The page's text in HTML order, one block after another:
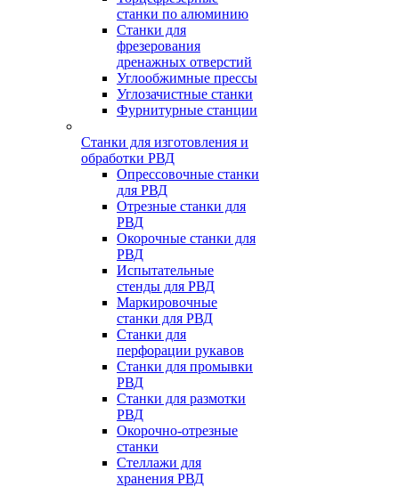
станки по алюминию
Станки для
фрезерования
дренажных отверстий
Углообжимные прессы
Углозачистные станки
Фурнитурные станции
Станки для изготовления и
обработки РВД
Опрессовочные станки
для РВД
Отрезные станки для
РВД
Окорочные станки для
РВД
Испытательные
стенды для РВД
Маркировочные
станки для РВД
Станки для
перфорации рукавов
Станки для промывки
РВД
Станки для размотки
РВД
Окорочно-отрезные
станки
Стеллажи для
хранения РВД